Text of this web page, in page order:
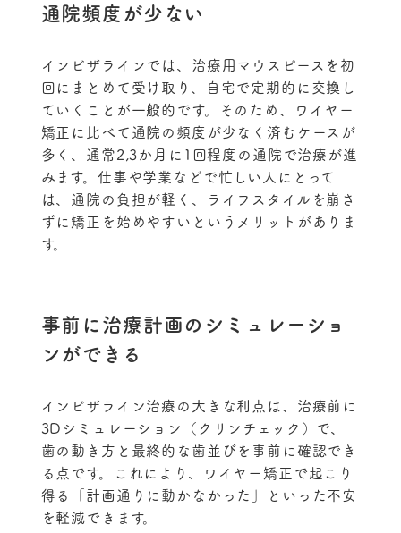
通院頻度が少ない
インビザラインでは、治療用マウスピースを初
回にまとめて受け取り、自宅で定期的に交換し
ていくことが一般的です。そのため、ワイヤー
矯正に比べて通院の頻度が少なく済むケースが
多く、通常2,3か月に1回程度の通院で治療が進
みます。仕事や学業などで忙しい人にとって
は、通院の負担が軽く、ライフスタイルを崩さ
ずに矯正を始めやすいというメリットがありま
す。
事前に治療計画のシミュレーショ
ンができる
インビザライン治療の大きな利点は、治療前に
3Dシミュレーション（クリンチェック）で、
歯の動き方と最終的な歯並びを事前に確認でき
る点です。これにより、ワイヤー矯正で起こり
得る「計画通りに動かなかった」といった不安
を軽減できます。